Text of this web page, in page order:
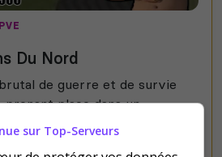
Du Nord
de guerre et de survie
prenant place dans un
PvP !
sur Top-Serveurs